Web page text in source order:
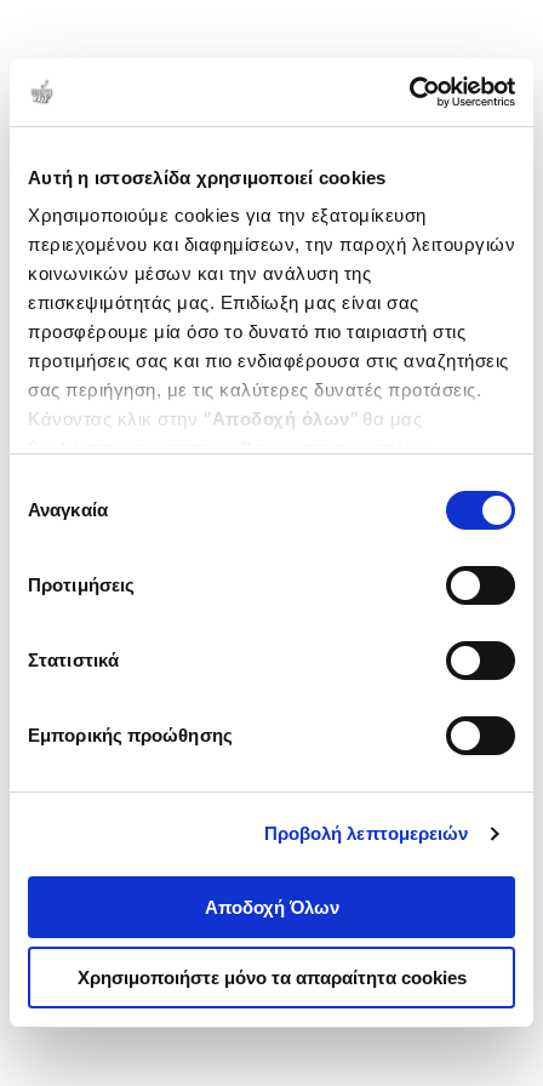
Αυτή η ιστοσελίδα χρησιμοποιεί cookies
Χρησιμοποιούμε cookies για την εξατομίκευση
περιεχομένου και διαφημίσεων, την παροχή λειτουργιών
κοινωνικών μέσων και την ανάλυση της
επισκεψιμότητάς μας. Επιδίωξη μας είναι σας
προσφέρουμε μία όσο το δυνατό πιο ταιριαστή στις
προτιμήσεις σας και πιο ενδιαφέρουσα στις αναζητήσεις
σας περιήγηση, με τις καλύτερες δυνατές προτάσεις.
Κάνοντας κλικ στην ‘’Αποδοχή όλων’’ θα μας
ενδιαφέρουν και να επιλέξετε από τα παρακάτω με την
΄΄και να ενημερωθείτε σχετικά με
συγκατάθεσης
Αναγκαία
Προτιμήσεις
Στατιστικά
Εμπορικής προώθησης
Προβολή λεπτομερειών
Αποδοχή Όλων
Χρησιμοποιήστε μόνο τα απαραίτητα cookies